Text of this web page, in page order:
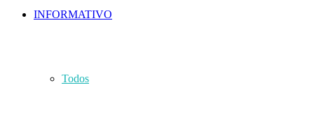
INFORMATIVO
Todos